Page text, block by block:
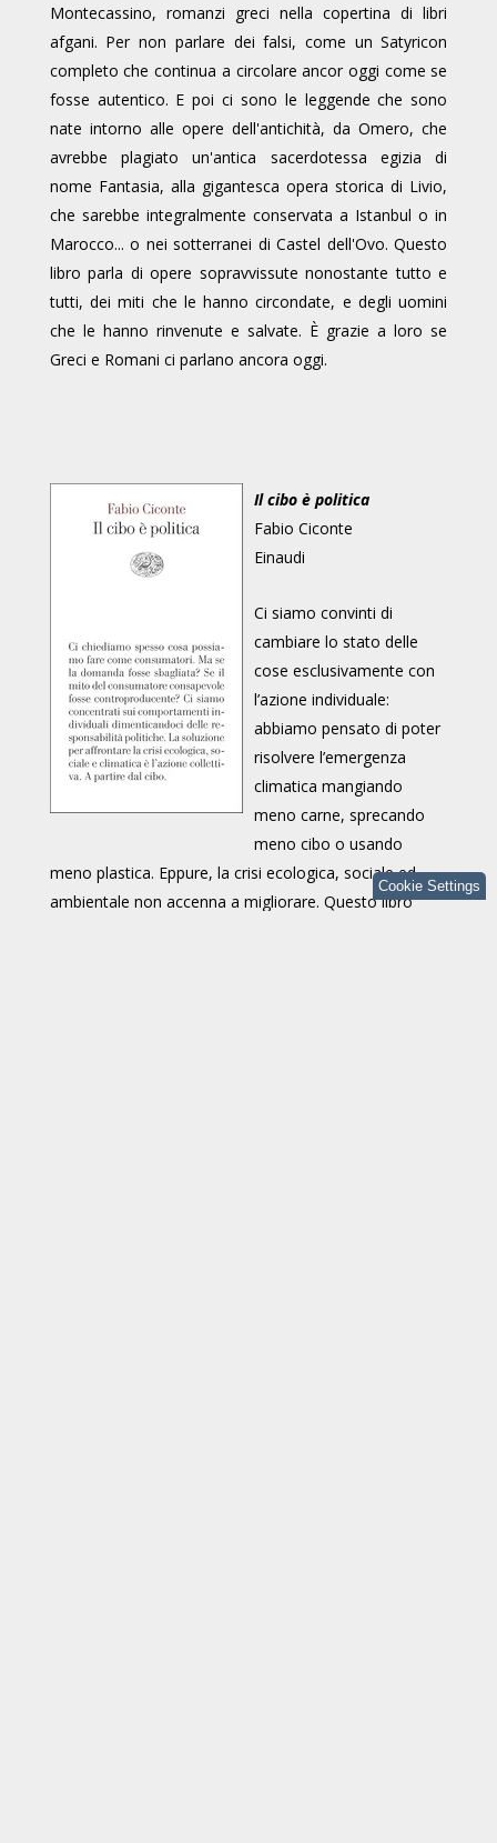
Montecassino, romanzi greci nella copertina di libri
afgani. Per non parlare dei falsi, come un Satyricon
completo che continua a circolare ancor oggi come se
fosse autentico. E poi ci sono le leggende che sono
nate intorno alle opere dell'antichità, da Omero, che
avrebbe plagiato un'antica sacerdotessa egizia di
nome Fantasia, alla gigantesca opera storica di Livio,
che sarebbe integralmente conservata a Istanbul o in
Marocco... o nei sotterranei di Castel dell'Ovo. Questo
libro parla di opere sopravvissute nonostante tutto e
tutti, dei miti che le hanno circondate, e degli uomini
che le hanno rinvenute e salvate. È grazie a loro se
Greci e Romani ci parlano ancora oggi.
Il cibo è politica
Fabio Ciconte
Einaudi
Ci siamo convinti di
cambiare lo stato delle
cose esclusivamente con
l’azione individuale:
abbiamo pensato di poter
risolvere l’emergenza
climatica mangiando
meno carne, sprecando
meno cibo o usando
meno plastica. Eppure, la crisi ecologica, sociale ed
ambientale non accenna a migliorare. Questo libro
Cookie Settings